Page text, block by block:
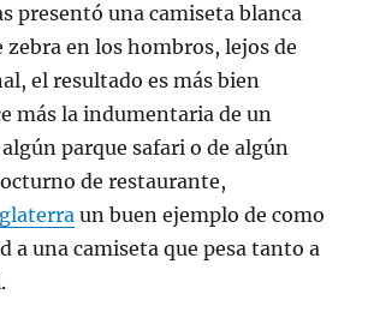
presentó una camiseta blanca
zebra en los hombros, lejos de
el resultado es más bien
más la indumentaria de un
parque safari o de algún
de restaurante,
un buen ejemplo de como
a una camiseta que pesa tanto a